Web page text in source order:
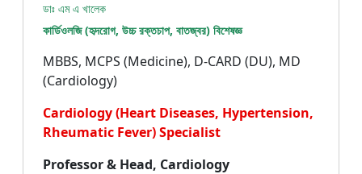
ডাঃ এম এ খালেক
কার্ডিওলজি (হৃদরোগ, উচ্চ রক্তচাপ, বাতজ্বর) বিশেষজ্ঞ
MBBS, MCPS (Medicine), D-CARD (DU), MD
(Cardiology)
Cardiology (Heart Diseases, Hypertension,
Rheumatic Fever) Specialist
Professor & Head, Cardiology